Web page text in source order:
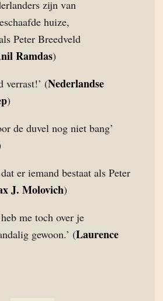
zijn van
huize,
Peter Breedveld
Ramdas)
verrast!’ (Nederlandse
)
de duvel nog niet bang’
er iemand bestaat als Peter
J. Molovich)
me toch over je
gewoon.’ (Laurence